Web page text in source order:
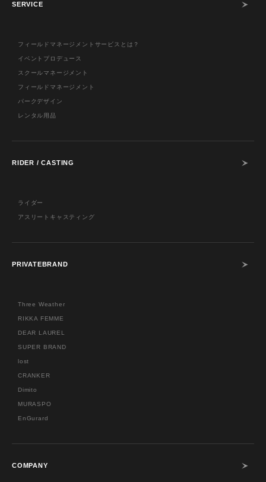
SERVICE
フィールドマネージメントサービスとは？
イベントプロデュース
スクールマネージメント
フィールドマネージメント
パークデザイン
レンタル用品
RIDER / CASTING
ライダー
アスリートキャスティング
PRIVATEBRAND
Three Weather
RIKKA FEMME
DEAR LAUREL
SUPER BRAND
lost
CRANKER
Dimito
MURASPO
EnGurard
COMPANY